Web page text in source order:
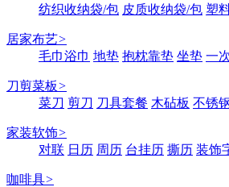
纺织收纳袋/包 皮质收纳袋/包 塑
居家布艺>
毛巾浴巾 地垫 抱枕靠垫 坐垫 一
刀剪菜板>
菜刀 剪刀 刀具套餐 木砧板 不锈
家装软饰>
对联 日历 周历 台挂历 撕历 装饰
咖啡具>